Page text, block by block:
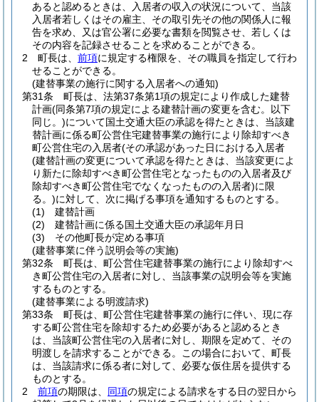
あると認めるときは、入居者の収入の状況について、当該
入居者若しくはその雇主、その取引先その他の関係人に報
告を求め、又は官公署に必要な書類を閲覧させ、若しくは
その内容を記録させることを求めることができる。
2
町長は、 前項に規定する権限を、その職員を指定して行わ
せることができる。
(建替事業の施行に関する入居者への通知)
第31条
町長は、法第37条第1項の規定により作成した建替
計画(同条第7項の規定による建替計画の変更を含む。以下
同じ。)について国土交通大臣の承認を得たときは、当該建
替計画に係る町公営住宅建替事業の施行により除却すべき
町公営住宅の入居者(その承認があった日における入居者
(建替計画の変更について承認を得たときは、当該変更によ
り新たに除却すべき町公営住宅となったものの入居者及び
除却すべき町公営住宅でなくなったものの入居者)に限
る。)に対して、次に掲げる事項を通知するものとする。
(1)
建替計画
(2)
建替計画に係る国土交通大臣の承認年月日
(3)
その他町長が定める事項
(建替事業に伴う説明会等の実施)
第32条
町長は、町公営住宅建替事業の施行により除却すべ
き町公営住宅の入居者に対し、当該事業の説明会等を実施
するものとする。
(建替事業による明渡請求)
第33条
町長は、町公営住宅建替事業の施行に伴い、現に存
する町公営住宅を除却するため必要があると認めるとき
は、当該町公営住宅の入居者に対し、期限を定めて、その
明渡しを請求することができる。
この場合において、町長
は、当該請求に係る者に対して、必要な仮住居を提供する
ものとする。
2
前項の期限は、 同項の規定による請求をする日の翌日から